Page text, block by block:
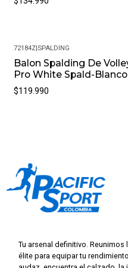
72184Z|SPALDING
Balon Spalding De
Pro White Spald-Blanco
$119.990
Tu arsenal definitivo.
élite para equipar tu